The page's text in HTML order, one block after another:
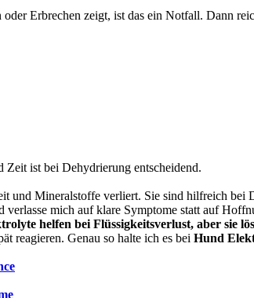
Erbrechen zeigt, ist das ein Notfall. Dann
Zeit ist bei Dehydrierung entscheidend.
und Mineralstoffe verliert. Sie sind hilfreich bei
verlasse mich auf klare Symptome statt auf
helfen bei Flüssigkeitsverlust, aber sie
reagieren. Genau so halte ich es bei Hund